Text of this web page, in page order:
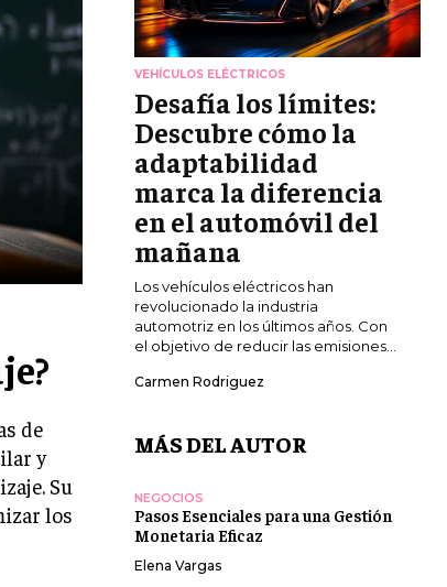
de
y
Su
los
VEHÍCULOS ELÉCTRICOS
Desafía los límites:
Descubre cómo la
adaptabilidad
marca la diferencia
en el automóvil del
mañana
Los vehículos eléctricos han
revolucionado la industria
automotriz en los últimos años. Con
el objetivo de reducir las emisiones...
Carmen Rodriguez
MÁS DEL AUTOR
NEGOCIOS
Pasos Esenciales para una Gestión
Monetaria Eficaz
Elena Vargas